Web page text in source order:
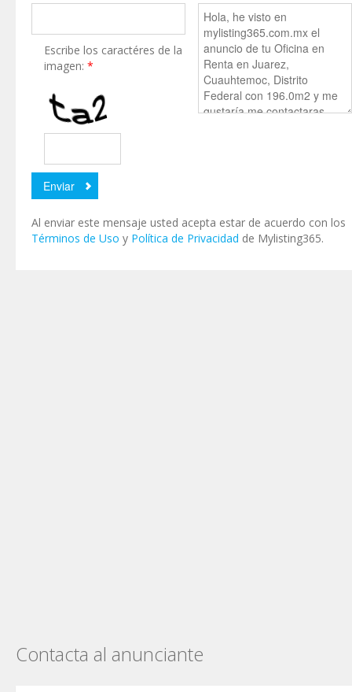
Escribe los caractéres de la
imagen:*
Al enviar este mensaje usted acepta estar de acuerdo con los
Términos de Uso y Política de Privacidad de Mylisting365.
Contacta al anunciante